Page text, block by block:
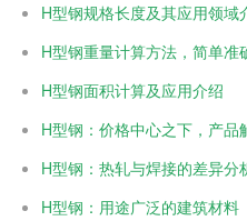
H型钢规格长度及其应用领域
H型钢重量计算方法，简单准
H型钢面积计算及应用介绍
H型钢：价格中心之下，产品
H型钢：热轧与焊接的差异分
H型钢：用途广泛的建筑材料